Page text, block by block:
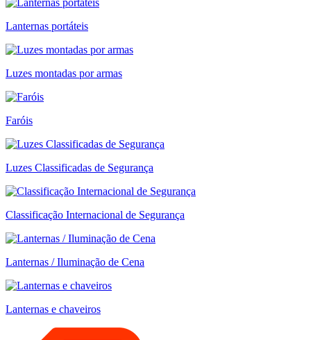
Lanternas portáteis
Luzes montadas por armas
Faróis
Luzes Classificadas de Segurança
Classificação Internacional de Segurança
Lanternas / Iluminação de Cena
Lanternas e chaveiros